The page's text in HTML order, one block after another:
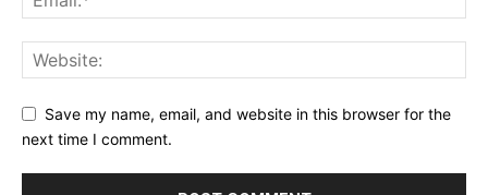
Save my name, email, and website in this browser for the
next time I comment.